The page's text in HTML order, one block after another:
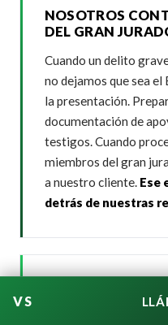
NOSOTROS
DEL GRAN
Cuando un delito
no dejamos que sea el
la presentación.
documentación de
testigos. Cuando
miembros del gran
a nuestro cliente. Ese
detrás de nuestras